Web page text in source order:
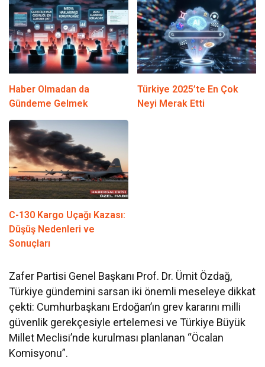
Haber Olmadan da
Gündeme Gelmek
Türkiye 2025’te En Çok
Neyi Merak Etti
C-130 Kargo Uçağı Kazası:
Düşüş Nedenleri ve
Sonuçları
Zafer Partisi Genel Başkanı Prof. Dr. Ümit Özdağ,
Türkiye gündemini sarsan iki önemli meseleye dikkat
çekti: Cumhurbaşkanı Erdoğan’ın grev kararını milli
güvenlik gerekçesiyle ertelemesi ve Türkiye Büyük
Millet Meclisi’nde kurulması planlanan “Öcalan
Komisyonu”.